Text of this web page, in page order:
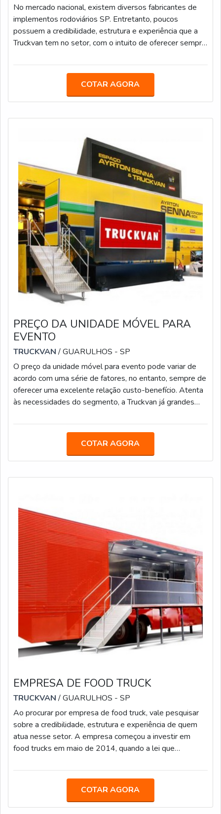
No mercado nacional, existem diversos fabricantes de
implementos rodoviários SP. Entretanto, poucos
possuem a credibilidade, estrutura e experiência que a
Truckvan tem no setor, com o intuito de oferecer sempre
possuia na criação de unidades móveis especiais, a
pesados, garantindo players mais competentes, que têm
capacidade para oferecer produtos com mais qualidade,
COTAR AGORA
PREÇO DA UNIDADE MÓVEL PARA
EVENTO
TRUCKVAN/ GUARULHOS - SP
O preço da unidade móvel para evento pode variar de
acordo com uma série de fatores, no entanto, sempre de
oferecer uma excelente relação custo-benefício. Atenta
às necessidades do segmento, a Truckvan já grandes
marketing, como África, BFerraz, TUDO, entre outras.
projetos personalizados para as seguintes marcas
renomadas: AMBEV, Bradesco, Claro/NET, Coca-Cola,
COTAR AGORA
EMPRESA DE FOOD TRUCK
TRUCKVAN/ GUARULHOS - SP
Ao procurar por empresa de food truck, vale pesquisar
sobre a credibilidade, estrutura e experiência de quem
atua nesse setor. A empresa começou a investir em
food trucks em maio de 2014, quando a lei que
Prefeitura de São Paulo. A companhia já entregou mais
Grande experiência em customização de veículos; Ampla
estrutura fabril; Equipe de especialistas em engenharia;
COTAR AGORA